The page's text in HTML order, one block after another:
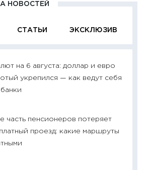
СТАТЬИ ЭКСКЛЮЗИВ
НОВОСТЕЙ
на 6 августа: доллар и евро
укрепился — как ведут себя
часть пенсионеров потеряет
проезд: какие маршруты